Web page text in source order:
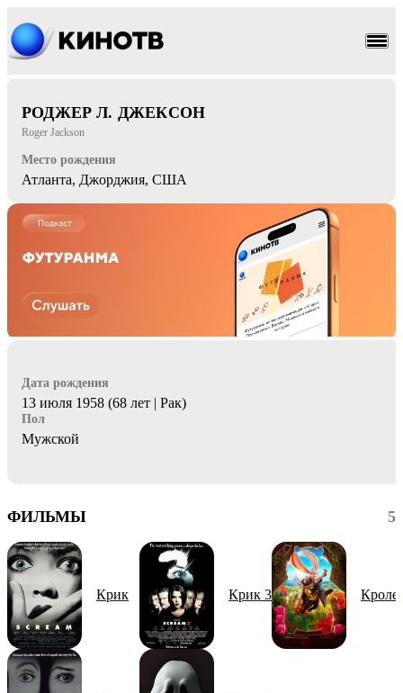
РОДЖЕР Л. ДЖЕКСОН
Roger Jackson
Место рождения
Атланта, Джорджия, США
Дата рождения
13 июля 1958 (68 лет | Рак)
Пол
Мужской
ФИЛЬМЫ 5
Крик Крик 3